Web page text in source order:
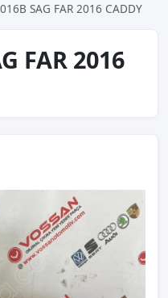
SAG FAR 2016 CADDY
FAR 2016